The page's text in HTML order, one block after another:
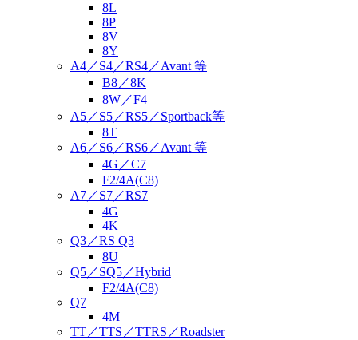
8L
8P
8V
8Y
A4／S4／RS4／Avant 等
B8／8K
8W／F4
A5／S5／RS5／Sportback等
8T
A6／S6／RS6／Avant 等
4G／C7
F2/4A(C8)
A7／S7／RS7
4G
4K
Q3／RS Q3
8U
Q5／SQ5／Hybrid
F2/4A(C8)
Q7
4M
TT／TTS／TTRS／Roadster